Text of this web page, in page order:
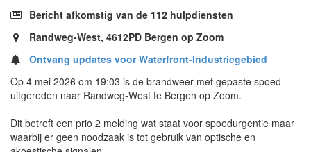
Bericht afkomstig van de 112 hulpdiensten
Randweg-West, 4612PD Bergen op Zoom
Ontvang updates voor Waterfront-Industriegebied
Op 4 mei 2026 om 19:03 is de brandweer met gepaste spoed
uitgereden naar Randweg-West te Bergen op Zoom.
Dit betreft een prio 2 melding wat staat voor spoedurgentie maar
waarbij er geen noodzaak is tot gebruik van optische en